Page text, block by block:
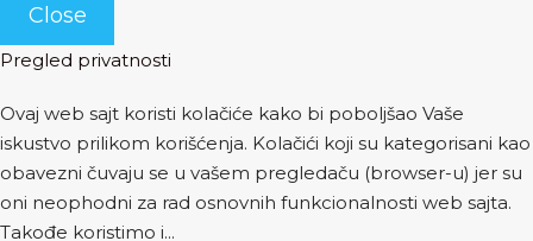
Close
Pregled privatnosti
Ovaj web sajt koristi kolačiće kako bi poboljšao Vaše
iskustvo prilikom korišćenja. Kolačići koji su kategorisani kao
obavezni čuvaju se u vašem pregledaču (browser-u) jer su
oni neophodni za rad osnovnih funkcionalnosti web sajta.
Takođe koristimo i...